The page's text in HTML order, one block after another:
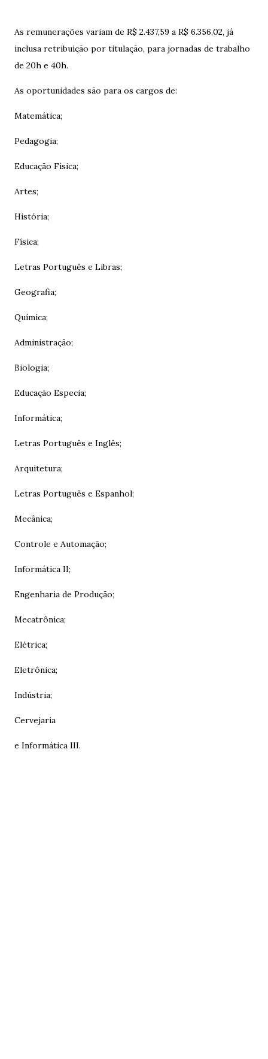
As remunerações variam de R$ 2.437,59 a R$ 6.356,02, já
inclusa retribuição por titulação, para jornadas de trabalho
de 20h e 40h.
As oportunidades são para os cargos de:
Matemática;
Pedagogia;
Educação Física;
Artes;
História;
Física;
Letras Português e Libras;
Geografia;
Química;
Administração;
Biologia;
Educação Especia;
Informática;
Letras Português e Inglês;
Arquitetura;
Letras Português e Espanhol;
Mecânica;
Controle e Automação;
Informática II;
Engenharia de Produção;
Mecatrônica;
Elétrica;
Eletrônica;
Indústria;
Cervejaria
e Informática III.